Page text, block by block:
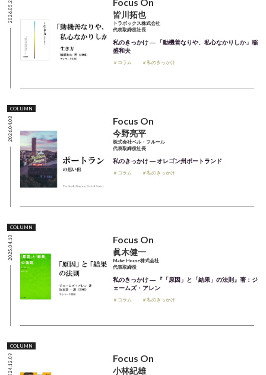
2026.05.29 皆川拓也
トラボックス株式会社
代表取締役社長
私のきっかけ ― 「動機善なりや、私心なかりしか」稲
盛和夫
＃コラム ＃私のきっかけ
2026.04.03
COLUMN
Focus On
今野亮平
株式会社ベル・フルール
代表取締役社長
私のきっかけ ― オレゴン州ポートランド
＃コラム ＃私のきっかけ
2025.04.10
COLUMN
Focus On
眞木健一
Make House株式会社
代表取締役
私のきっかけ ― 『「原因」と「結果」の法則』著：ジ
ェームズ・アレン
＃コラム ＃私のきっかけ
2024.12.09
COLUMN
Focus On
小林紀雄